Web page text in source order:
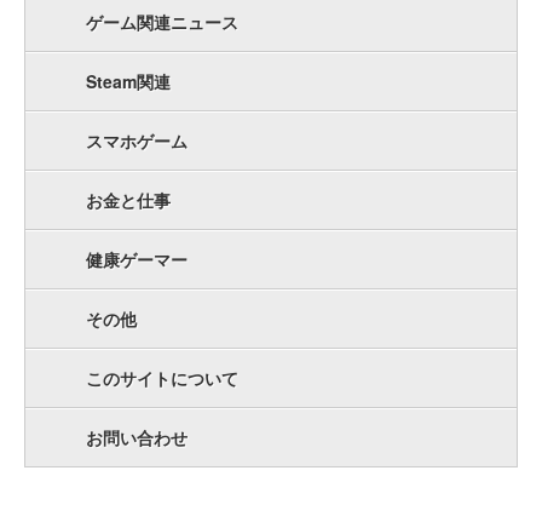
ゲーム関連ニュース
Steam関連
スマホゲーム
お金と仕事
健康ゲーマー
その他
このサイトについて
お問い合わせ